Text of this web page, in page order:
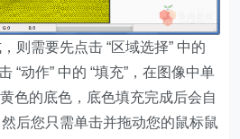
则需要先点击 “区域选择” 中的
“动作” 中的 “填充”，在图像中单
色的底色，底色填充完成后会自
然后您只需单击并拖动您的鼠标鼠